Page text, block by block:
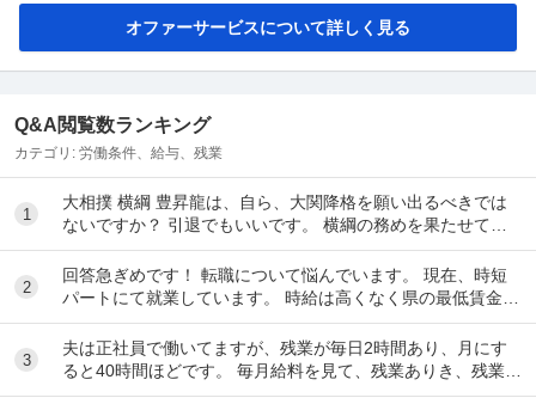
オファーサービスについて詳しく見る
Q&A閲覧数ランキング
カテゴリ: 労働条件、給与、残業
1
大相撲 横綱 豊昇龍は、自ら、大関降格を願い出るべきでは
ないですか？ 引退でもいいです。 横綱の務めを果たせてな
いし、今後、果たせる見込みもないのだ...
2
回答急ぎめです！ 転職について悩んでいます。 現在、時短
パートにて就業しています。 時給は高くなく県の最低賃金＋
20円で、1日6時間で働いています。 ...
3
夫は正社員で働いてますが、残業が毎日2時間あり、月にす
ると40時間ほどです。 毎月給料を見て、残業ありき、残業は
ありがたい、副業しなくて済むし、お金も多く...